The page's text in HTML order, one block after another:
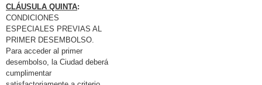
CLÁUSULA QUINTA:
CONDICIONES
ESPECIALES PREVIAS AL
PRIMER DESEMBOLSO.
Para acceder al primer
desembolso, la Ciudad deberá
cumplimentar